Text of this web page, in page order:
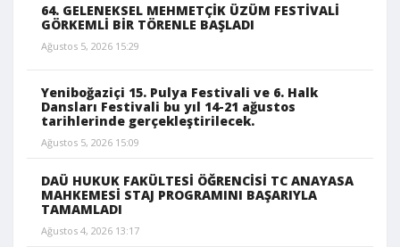
64. GELENEKSEL MEHMETÇİK ÜZÜM FESTİVALİ
GÖRKEMLİ BİR TÖRENLE BAŞLADI
Ağustos 5, 2026 15:29
Yeniboğaziçi 15. Pulya Festivali ve 6. Halk
Dansları Festivali bu yıl 14-21 ağustos
tarihlerinde gerçekleştirilecek.
Ağustos 5, 2026 15:09
DAÜ HUKUK FAKÜLTESİ ÖĞRENCİSİ TC ANAYASA
MAHKEMESİ STAJ PROGRAMINI BAŞARIYLA
TAMAMLADI
Ağustos 4, 2026 13:17